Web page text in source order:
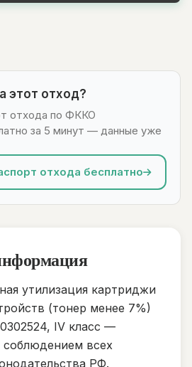
этот отход?
отхода по ФККО
за 5 минут — данные уже
отхода бесплатно
утилизация картриджи
(тонер менее 7%)
IV класс —
всех
РФ.